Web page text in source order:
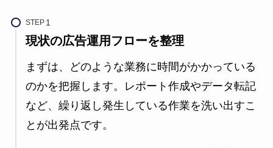
STEP
現状の広告運用フローを整理
まずは、どのような業務に時間がかかっている
のかを把握します。レポート作成やデータ転記
など、繰り返し発生している作業を洗い出すこ
とが出発点です。